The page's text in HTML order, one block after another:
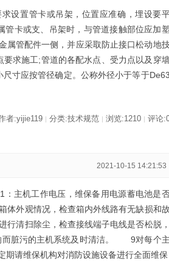
置管卡或吊架，位置应准确，埋设要
卡或支、吊架时，与管道接触部位应加塑
属管配件一侧，并应采取防止接口松动地
求施工;管道的各配水点、受力点以及穿
寸应按管径确定。公称外径小于等于De63
者:yijie119 | 分类:技术规范 | 浏览:1210 | 评论
2021-10-15 14:21:53
机工作电压，维保备用电源蓄电池是
观情况，检查箱内外线路有无缺损和故
扫除尘，检查接线端子电线是否松脱，
脏污的主机系统及时清洁。 9对每个主
请维保机构对消防设施设备进行全面维保